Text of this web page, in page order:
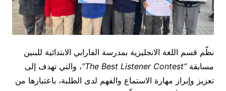
نظّم قسم اللغة الانجليزية بمدرسة الفارابي الابتدائية للبنين
مسابقة“The Best Listener Contest”
، والتي تهدف إلى
تعزيز وإبراز مهارة الاستماع والفهم لدى الطلبة، باعتبارها من